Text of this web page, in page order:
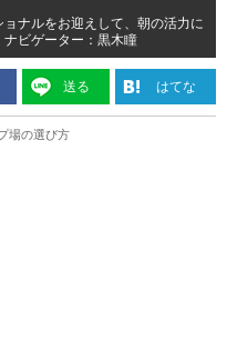
ナルをお迎えして、朝の活力に
ビゲーター：黒木瞳
送る はてな
場の選び方